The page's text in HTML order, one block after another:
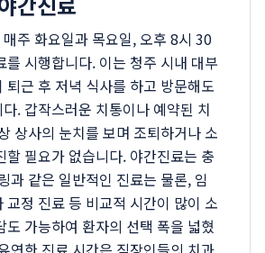
주 화요일과 목요일, 오후 8시 30
를 시행합니다. 이는 청주 시내 대부
퇴근 후 저녁 식사를 하고 방문해도
. 갑작스러운 치통이나 예약된 치
상사의 눈치를 보며 조퇴하거나 소
할 필요가 없습니다. 야간진료는 충
과 같은 일반적인 진료는 물론, 임
교정 진료 등 비교적 시간이 많이 소
도 가능하여 환자의 선택 폭을 넓혔